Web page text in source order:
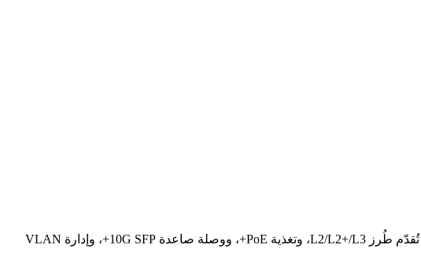
سلسلة Ruijie NBS هي عائلة من المحولات الذكية المُدارة سحابياً للشركات الصغيرة والمتوسطة تحت العلامة الفرعية Reyee. تُقدّم طُرز L2/L2+/L3، وتغذية PoE+، ووصلة صاعدة 10G SFP+، وإدارة VLAN